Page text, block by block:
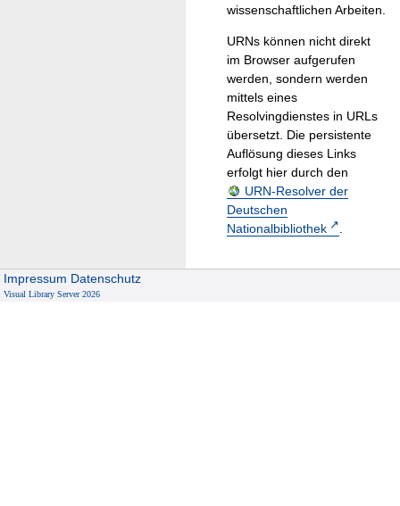
wissenschaftlichen Arbeiten.
URNs können nicht direkt
im Browser aufgerufen
werden, sondern werden
mittels eines
Resolvingdienstes in URLs
übersetzt. Die persistente
Auflösung dieses Links
erfolgt hier durch den
URN-Resolver der
Deutschen
Nationalbibliothek
.
Impressum Datenschutz
Visual Library Server 2026